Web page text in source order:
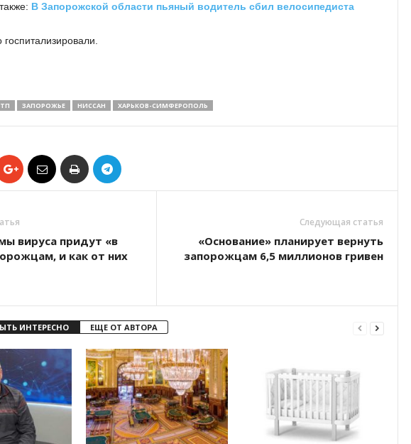
В Запорожской области пьяный водитель сбил велосипедиста
ЗАПОРОЖЬЕ НИССАН ХАРЬКОВ-СИМФЕРОПОЛЬ
вируса придут «в
и как от них
Следующая статья
«Основание» планирует вернуть
запорожцам 6,5 миллионов гривен
ИНТЕРЕСНО ЕЩЕ ОТ АВТОРА